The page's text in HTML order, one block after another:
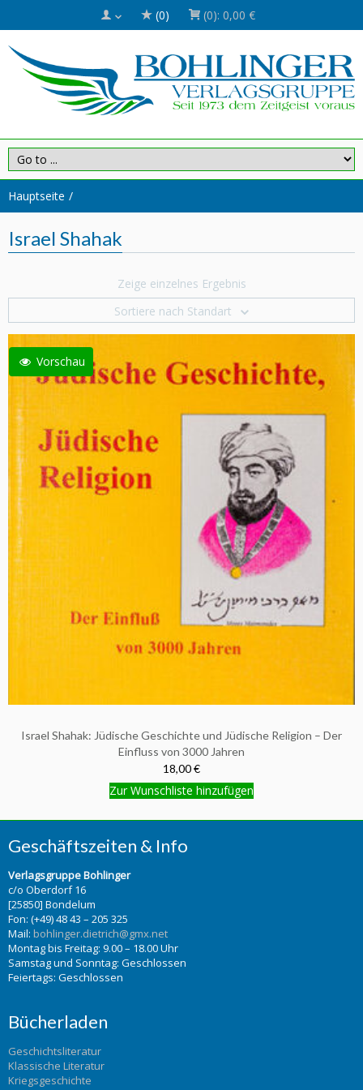
(0) (0): 0,00 €
Hauptseite
Israel Shahak
Zeige einzelnes Ergebnis
Sortiere nach Standart
Vorschau
Israel Shahak: Jüdische Geschichte und Jüdische Religion – Der
Einfluss von 3000 Jahren
18,00 €
Zur Wunschliste hinzufügen
Geschäftszeiten & Info
Verlagsgruppe Bohlinger
c/o Oberdorf 16
[25850] Bondelum
Fon: (+49) 48 43 – 205 325
Mail: bohlinger.dietrich@gmx.net
Montag bis Freitag: 9.00 – 18.00 Uhr
Samstag und Sonntag: Geschlossen
Feiertags: Geschlossen
Bücherladen
Geschichtsliteratur
Klassische Literatur
Kriegsgeschichte